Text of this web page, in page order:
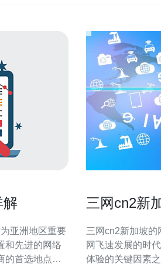
解
和先进的网络
的首选地点。
三网cn2新
三网cn2新加坡的网络
网飞速发展的时
体验的关键因素